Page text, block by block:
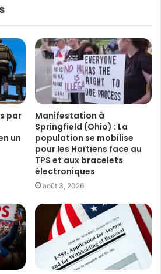
par
un
Manifestation à
Springfield (Ohio) : La
population se mobilise
pour les Haïtiens face au
TPS et aux bracelets
électroniques
août 3, 2026